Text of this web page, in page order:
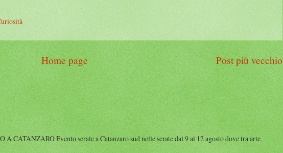
Post più vecchio
Home page
CATANZARO Evento serale a Catanzaro sud nelle serate dal 9 al 12 agosto dove tra arte